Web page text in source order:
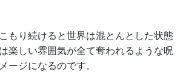
もり続けると世界は混とんとした状態
楽しい雰囲気が全て奪われるような呪
ージになるのです。